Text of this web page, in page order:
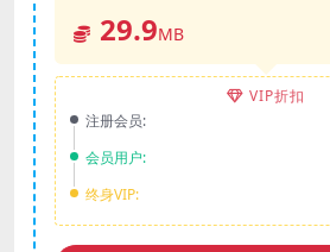
29.9MB
VIP折扣
注册会员:
会员用户:
终身VIP: